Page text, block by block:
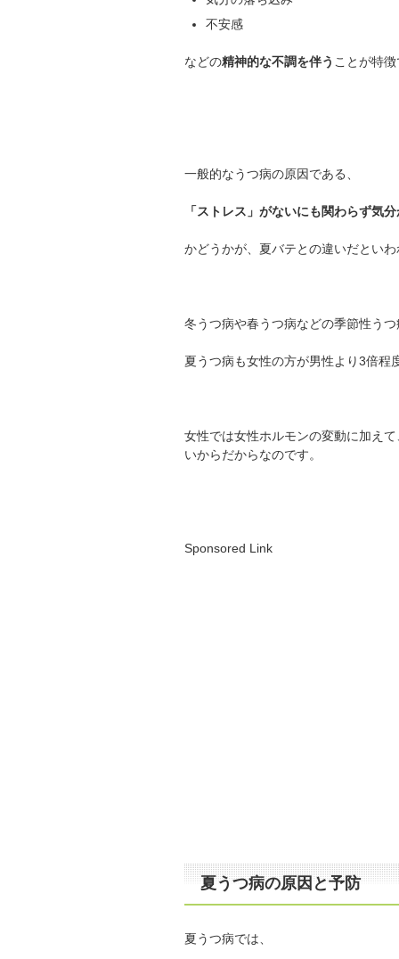
不安感
などの精神的な不調を伴う ことが特
一般的なうつ病の原因である、
「ストレス」がないにも関わらず気
かどうかが、夏バテとの違いだとい
冬うつ病や春うつ病などの季節性う
夏うつ病も女性の方が男性より3倍程
女性では女性ホルモンの変動に加え
いからだからなのです。
Sponsored Link
夏うつ病の原因と予防
夏うつ病では、